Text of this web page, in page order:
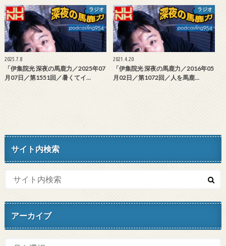
ラジオ
2025.7.8
「伊集院光 深夜の馬鹿力／2025年07
月07日／第1551回／暑くてイ…
ラジオ
2021.4.20
「伊集院光 深夜の馬鹿力／2016年05
月02日／第1072回／人を馬鹿…
サイト内検索
アーカイブ